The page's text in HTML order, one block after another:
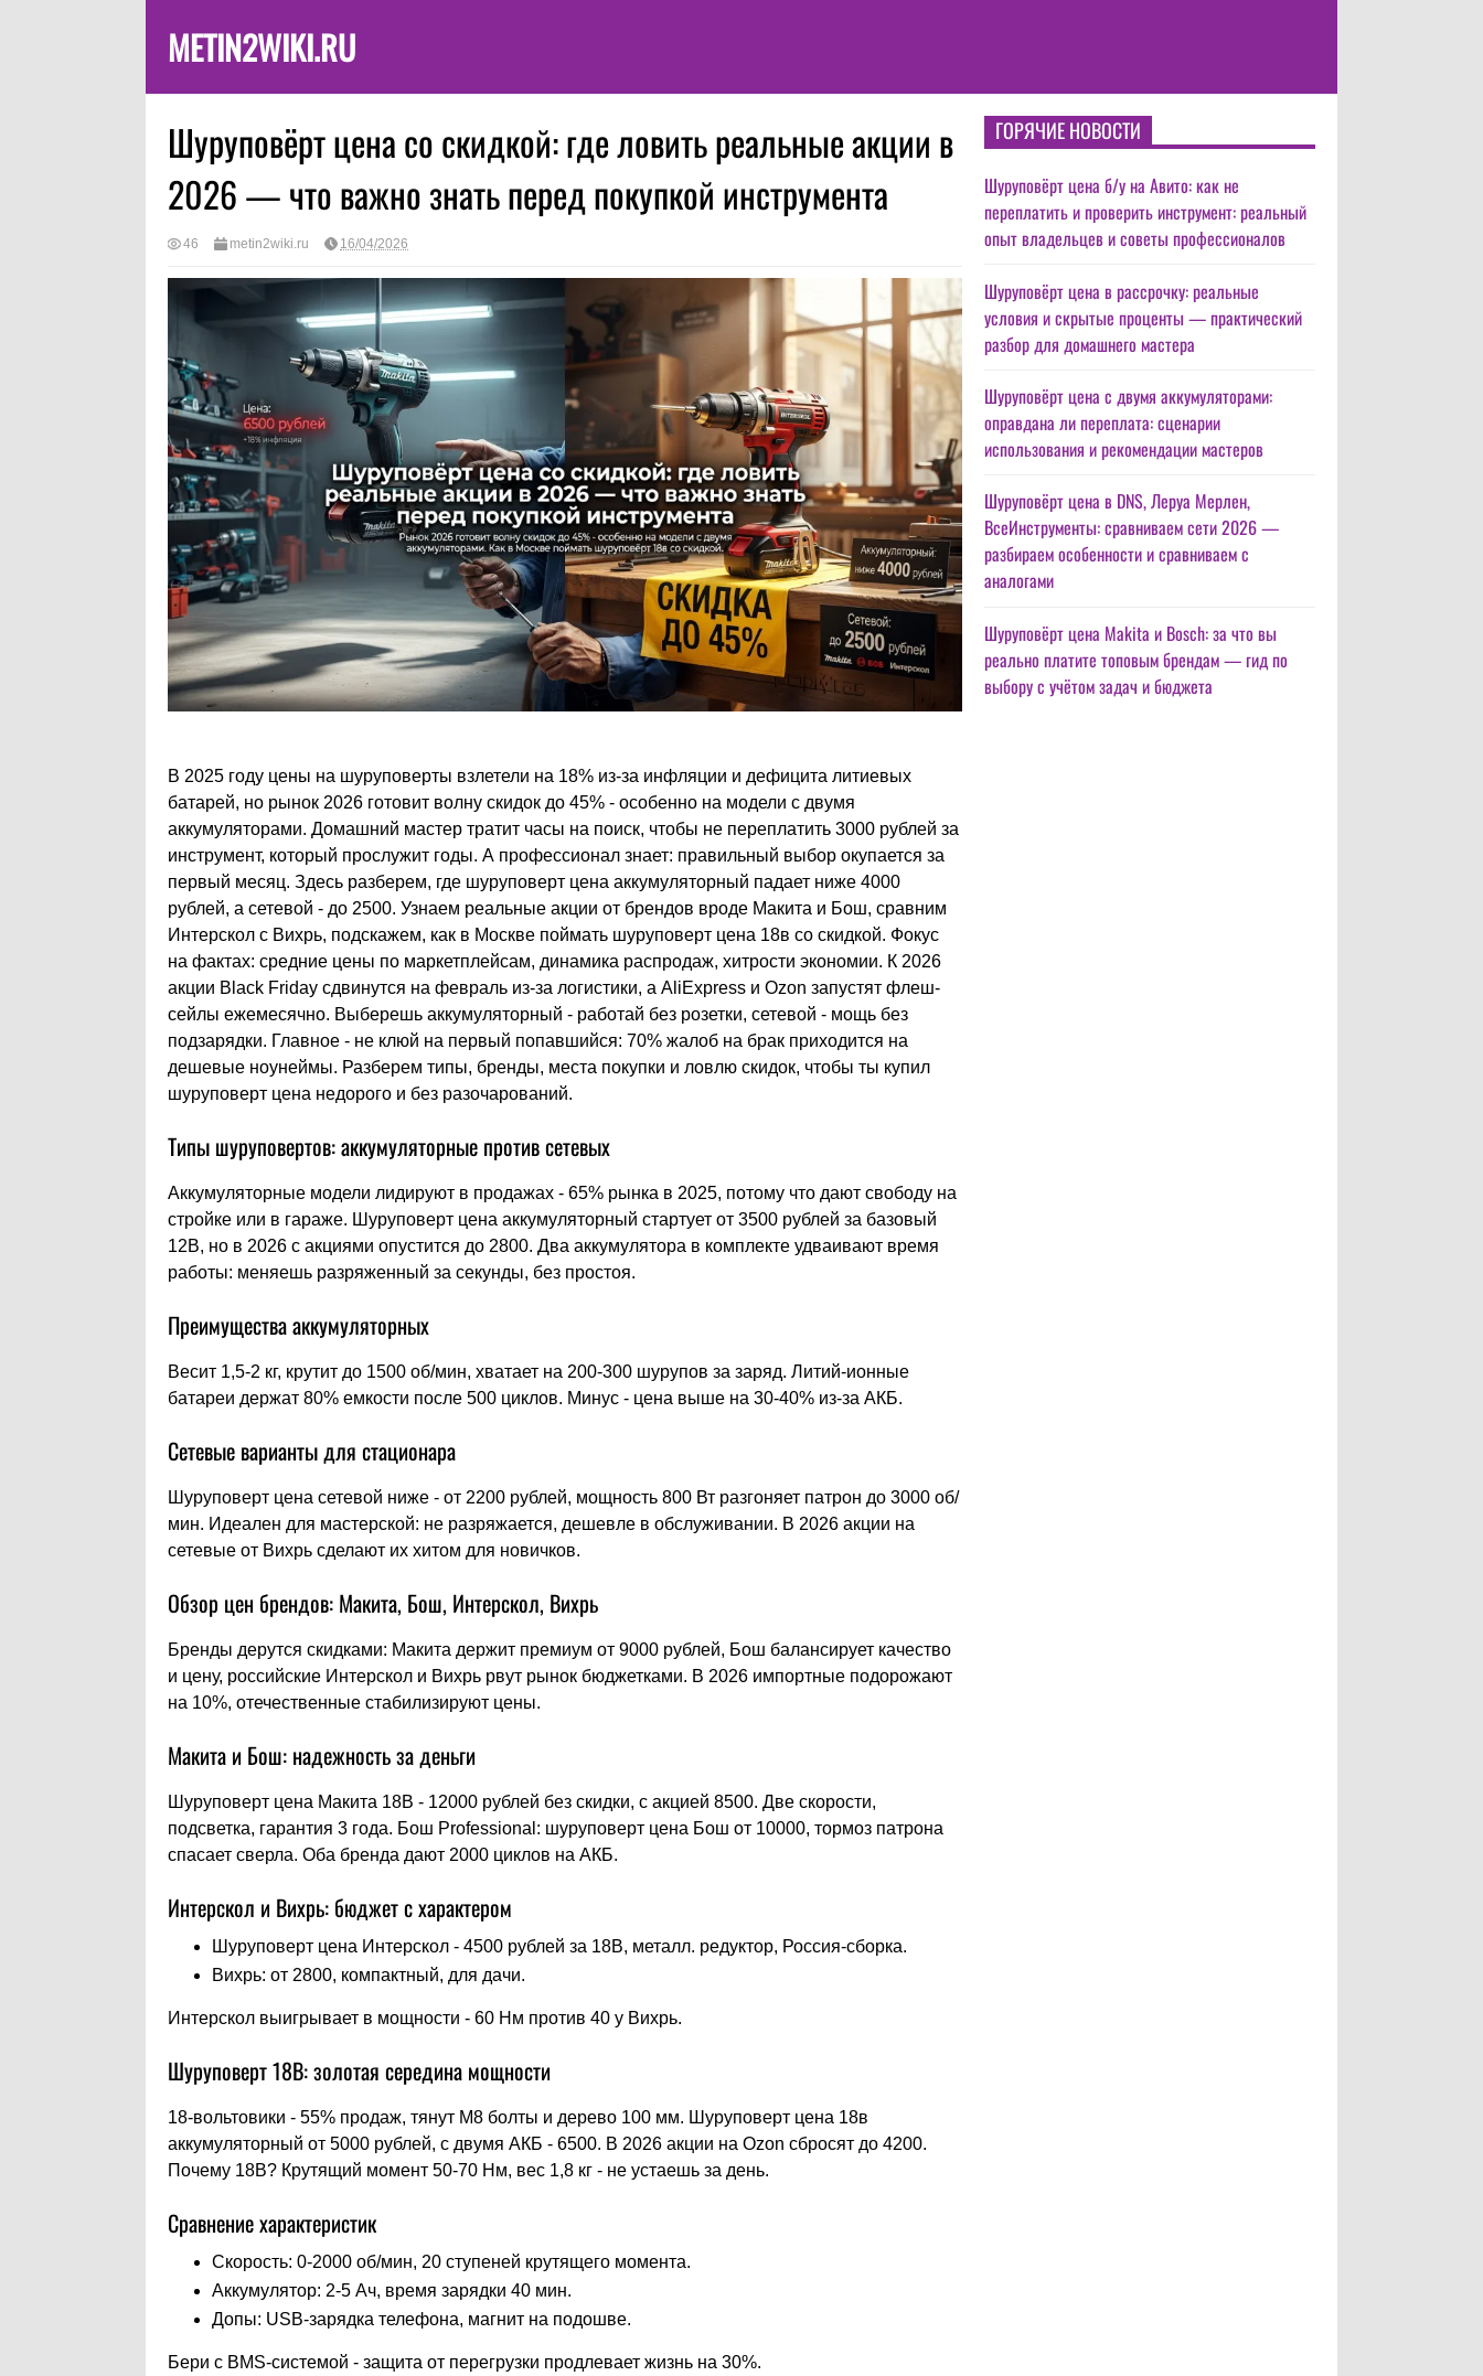
METIN2WIKI.RU
Шуруповёрт цена со скидкой: где ловить реальные акции в
2026 — что важно знать перед покупкой инструмента
46 metin2wiki.ru 16/04/2026
В 2025 году цены на шуруповерты взлетели на 18% из-за инфляции и дефицита литиевых
батарей, но рынок 2026 готовит волну скидок до 45% - особенно на модели с двумя
аккумуляторами. Домашний мастер тратит часы на поиск, чтобы не переплатить 3000 рублей за
инструмент, который прослужит годы. А профессионал знает: правильный выбор окупается за
первый месяц. Здесь разберем, где шуруповерт цена аккумуляторный падает ниже 4000
рублей, а сетевой - до 2500. Узнаем реальные акции от брендов вроде Макита и Бош, сравним
Интерскол с Вихрь, подскажем, как в Москве поймать шуруповерт цена 18в со скидкой. Фокус
на фактах: средние цены по маркетплейсам, динамика распродаж, хитрости экономии. К 2026
акции Black Friday сдвинутся на февраль из-за логистики, а AliExpress и Ozon запустят флеш-
сейлы ежемесячно. Выберешь аккумуляторный - работай без розетки, сетевой - мощь без
подзарядки. Главное - не клюй на первый попавшийся: 70% жалоб на брак приходится на
дешевые ноунеймы. Разберем типы, бренды, места покупки и ловлю скидок, чтобы ты купил
шуруповерт цена недорого и без разочарований.
Типы шуруповертов: аккумуляторные против сетевых
Аккумуляторные модели лидируют в продажах - 65% рынка в 2025, потому что дают свободу на
стройке или в гараже. Шуруповерт цена аккумуляторный стартует от 3500 рублей за базовый
12В, но в 2026 с акциями опустится до 2800. Два аккумулятора в комплекте удваивают время
работы: меняешь разряженный за секунды, без простоя.
Преимущества аккумуляторных
Весит 1,5-2 кг, крутит до 1500 об/мин, хватает на 200-300 шурупов за заряд. Литий-ионные
батареи держат 80% емкости после 500 циклов. Минус - цена выше на 30-40% из-за АКБ.
Сетевые варианты для стационара
Шуруповерт цена сетевой ниже - от 2200 рублей, мощность 800 Вт разгоняет патрон до 3000 об/
мин. Идеален для мастерской: не разряжается, дешевле в обслуживании. В 2026 акции на
сетевые от Вихрь сделают их хитом для новичков.
Обзор цен брендов: Макита, Бош, Интерскол, Вихрь
Бренды дерутся скидками: Макита держит премиум от 9000 рублей, Бош балансирует качество
и цену, российские Интерскол и Вихрь рвут рынок бюджетками. В 2026 импортные подорожают
на 10%, отечественные стабилизируют цены.
Макита и Бош: надежность за деньги
Шуруповерт цена Макита 18В - 12000 рублей без скидки, с акцией 8500. Две скорости,
подсветка, гарантия 3 года. Бош Professional: шуруповерт цена Бош от 10000, тормоз патрона
спасает сверла. Оба бренда дают 2000 циклов на АКБ.
Интерскол и Вихрь: бюджет с характером
Шуруповерт цена Интерскол - 4500 рублей за 18В, металл. редуктор, Россия-сборка.
Вихрь: от 2800, компактный, для дачи.
Интерскол выигрывает в мощности - 60 Нм против 40 у Вихрь.
Шуруповерт 18В: золотая середина мощности
18-вольтовики - 55% продаж, тянут M8 болты и дерево 100 мм. Шуруповерт цена 18в
аккумуляторный от 5000 рублей, с двумя АКБ - 6500. В 2026 акции на Ozon сбросят до 4200.
Почему 18В? Крутящий момент 50-70 Нм, вес 1,8 кг - не устаешь за день.
Сравнение характеристик
Скорость: 0-2000 об/мин, 20 ступеней крутящего момента.
Аккумулятор: 2-5 Ач, время зарядки 40 мин.
Допы: USB-зарядка телефона, магнит на подошве.
Бери с BMS-системой - защита от перегрузки продлевает жизнь на 30%.
ГОРЯЧИЕ НОВОСТИ
Шуруповёрт цена б/у на Авито: как не
переплатить и проверить инструмент: реальный
опыт владельцев и советы профессионалов
Шуруповёрт цена в рассрочку: реальные
условия и скрытые проценты — практический
разбор для домашнего мастера
Шуруповёрт цена с двумя аккумуляторами:
оправдана ли переплата: сценарии
использования и рекомендации мастеров
Шуруповёрт цена в DNS, Леруа Мерлен,
ВсеИнструменты: сравниваем сети 2026 —
разбираем особенности и сравниваем с
аналогами
Шуруповёрт цена Makita и Bosch: за что вы
реально платите топовым брендам — гид по
выбору с учётом задач и бюджета